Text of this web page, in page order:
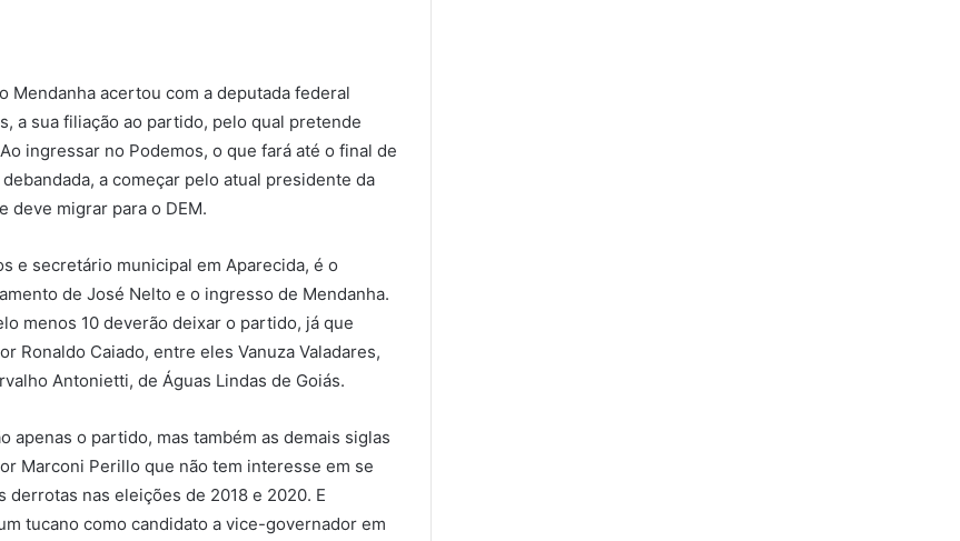
Mendanha acertou com a deputada federal
a sua filiação ao partido, pelo qual pretende
ingressar no Podemos, o que fará até o final de
a começar pelo atual presidente da
deve migrar para o DEM.
e secretário municipal em Aparecida, é o
de José Nelto e o ingresso de Mendanha.
menos 10 deverão deixar o partido, já que
Ronaldo Caiado, entre eles Vanuza Valadares,
Antonietti, de Águas Lindas de Goiás.
apenas o partido, mas também as demais siglas
Marconi Perillo que não tem interesse em se
nas eleições de 2018 e 2020. E
tucano como candidato a vice-governador em